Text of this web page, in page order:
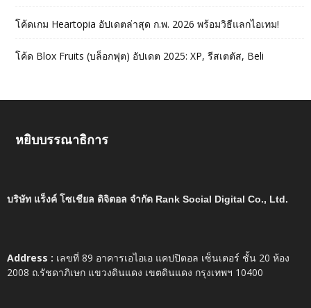
โค้ดเกม Heartopia อัปเดตล่าสุด ก.พ. 2026 พร้อมวิธีแลกไอเทม!
โค้ด Blox Fruits (บล็อกฟุต) อัปเดต 2025: XP, รีสเตตัส, Beli
หยิบบรรณาธิการ
บริษัท แร็งค์ โซเชียล ดิจิตอล จำกัด Rank Social Digital Co., Ltd.
Address : เลขที่ 89 อาคารเอไอเอ แคปปิตอล เซ็นเตอร์ ชั้น 20 ห้อง
2008 ถ.รัชดาภิเษก แขวงดินแดง เขตดินแดง กรุงเทพฯ 10400